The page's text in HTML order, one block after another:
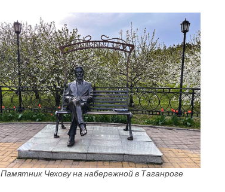
Памятник Чехову на набережной в Таганроге